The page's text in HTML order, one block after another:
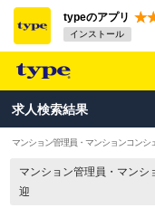
typeのアプリ
インストール
求人検索結果
マンション管理員・マンションコンシ
マンション管理員・マンシ
迎